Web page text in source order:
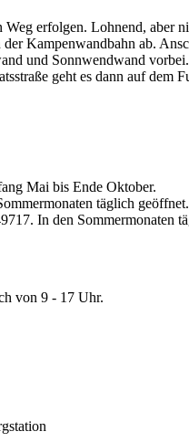
erfolgen. Lohnend, aber
Kampenwandbahn ab.
und Sonnwendwand
geht es dann auf
Mai bis Ende Oktober.
täglich geöffnet.
In den Sommermonaten
von 9 - 17 Uhr.